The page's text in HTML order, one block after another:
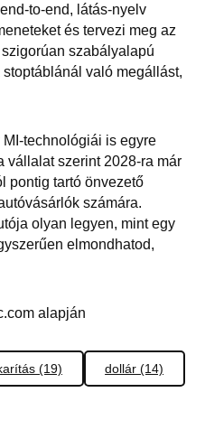
to-end, látás-nyelv
és tervezi meg az
szabályalapú
való megállást,
technológiái is egyre
vállalat szerint 2028-ra már
pontig tartó önvezető
számára.
olyan legyen, mint egy
elmondhatod,
alapján
(19) dollár (14)